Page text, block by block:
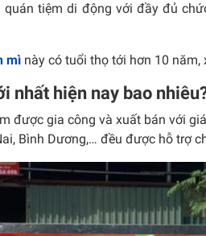
tiệm di động với đầy đủ
mì này có tuổi thọ tới hơn 10
nhất hiện nay bao
được gia công và xuất bán với
Bình Dương,… đều được hỗ trợ